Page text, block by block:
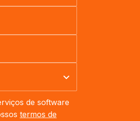
de software
termos de